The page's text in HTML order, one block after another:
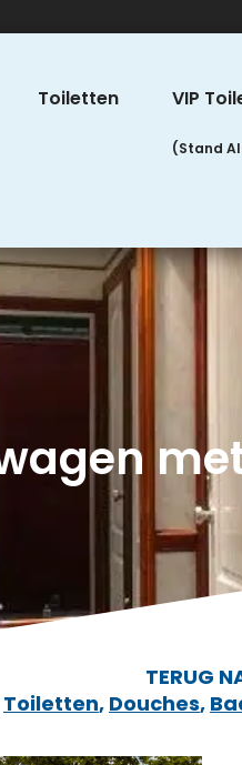
Toiletten VIP
TERUG
Toiletten, Douches,